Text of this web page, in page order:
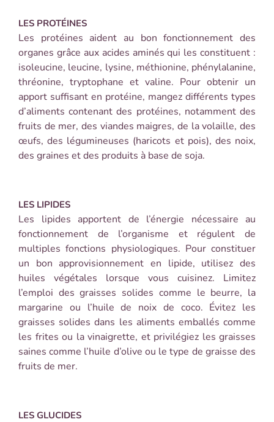
LES PROTÉINES
Les protéines aident au bon fonctionnement des
organes grâce aux acides aminés qui les constituent :
isoleucine, leucine, lysine, méthionine, phénylalanine,
thréonine, tryptophane et valine. Pour obtenir un
apport suffisant en protéine, mangez différents types
d’aliments contenant des protéines, notamment des
fruits de mer, des viandes maigres, de la volaille, des
œufs, des légumineuses (haricots et pois), des noix,
des graines et des produits à base de soja.
LES LIPIDES
Les lipides apportent de l’énergie nécessaire au
fonctionnement de l’organisme et régulent de
multiples fonctions physiologiques. Pour constituer
un bon approvisionnement en lipide, utilisez des
huiles végétales lorsque vous cuisinez. Limitez
l’emploi des graisses solides comme le beurre, la
margarine ou l’huile de noix de coco. Évitez les
graisses solides dans les aliments emballés comme
les frites ou la vinaigrette, et privilégiez les graisses
saines comme l’huile d’olive ou le type de graisse des
fruits de mer.
LES GLUCIDES